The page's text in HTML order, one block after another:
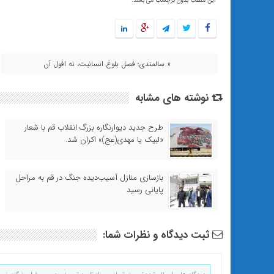
« سالمندی؛ فصل بلوغ انسانیت، نه افول آن
نوشته های مشابه
طرح جدید دیوارنگاره بزرگ انقلاب قم با شعار
«لبیک یا مهدی(عج)» اکران شد.
بازسازی منازل آسیب‌دیده جنگ در قم به مراحل
پایانی رسید
ثبت دیدگاه و نظرات شما: